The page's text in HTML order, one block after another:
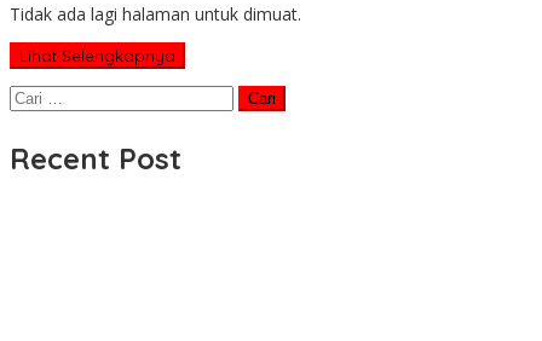
Tidak ada lagi halaman untuk dimuat.
Lihat Selengkapnya
Cari
untuk:
Recent Post